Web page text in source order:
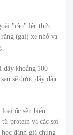
"cào" lên thức
(gai) xé nhỏ và
dãy khoảng 100
sẽ được đẩy dần
ốc sên biển
protein và các sợi
đánh giá chúng